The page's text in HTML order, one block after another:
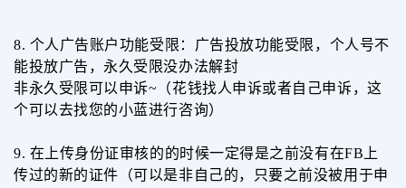
8. 个人广告账户功能受限：广告投放功能受限，个人号不
能投放广告，永久受限没办法解封
非永久受限可以申诉~ （花钱找人申诉或者自己申诉，这
个可以去找您的小蓝进行咨询）
9. 在上传身份证审核的的时候一定得是之前没有在FB 上
传过的新的证件（可以是非自己的，只要之前没被用于申